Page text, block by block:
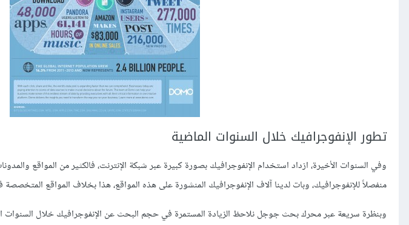
تطور الإنفوجرافيك خلال السنوات الماضية
وفي السنوات الأخيرة، ازداد استخدام الإنفوجرافيك بصورة كبيرة عبر شبكة الإنترنت، فالكثير من المواقع
منفصلاً للإنفوجرافيك، وبات لدينا آلاف الإنفوجرافيك المنشورة على هذه المواقع، هذا بخلاف المواقع المتخصصة
وبنظرة سريعة عبر محرك بحث جوجل نلاحظ الزيادة المستمرة في حجم البحث عن الإنفوجرافيك خلال السنوات